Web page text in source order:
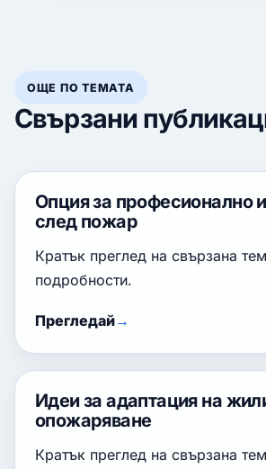
ОЩЕ ПО ТЕМАТА
Свързани
Опция за професионално
след пожар
Кратък преглед на свързана
подробности.
Прегледай
Идеи за адаптация на
опожаряване
Кратък преглед на свързана